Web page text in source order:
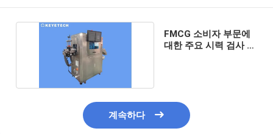
FMCG 소비자 부문에
대한 주요 시력 검사 기
계속하다